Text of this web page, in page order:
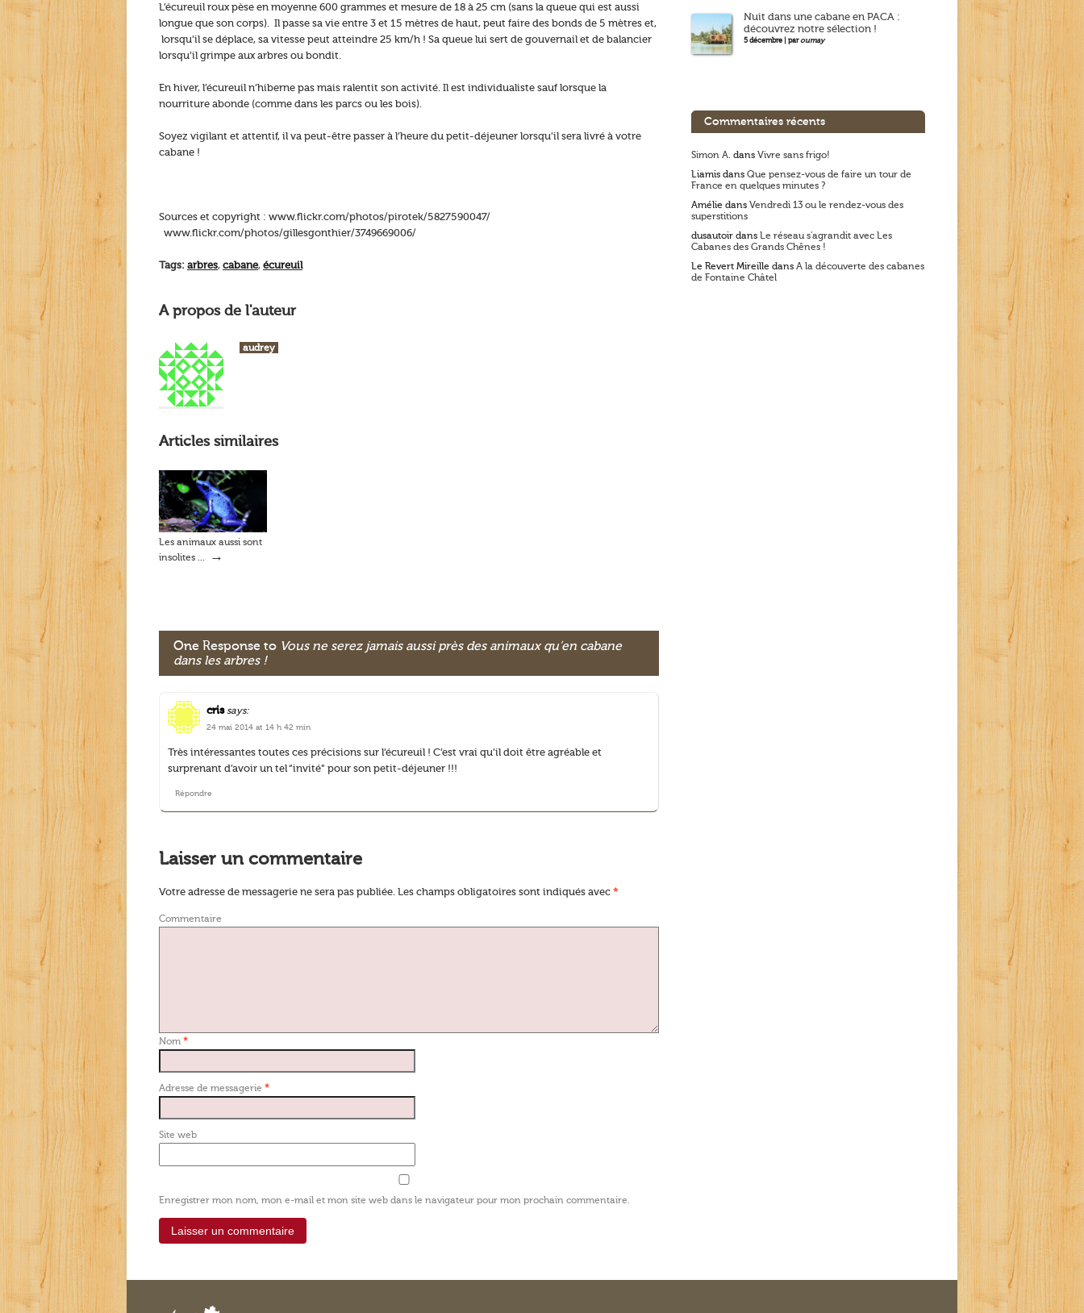
L’écureuil roux pèse en moyenne 600 grammes et mesure de 18 à 25 cm (sans la queue qui est aussi
longue que son corps). Il passe sa vie entre 3 et 15 mètres de haut, peut faire des bonds de 5 mètres et,
lorsqu’il se déplace, sa vitesse peut atteindre 25 km/h ! Sa queue lui sert de gouvernail et de balancier
lorsqu’il grimpe aux arbres ou bondit.
En hiver, l’écureuil n’hiberne pas mais ralentit son activité. Il est individualiste sauf lorsque la
nourriture abonde (comme dans les parcs ou les bois).
Soyez vigilant et attentif, il va peut-être passer à l’heure du petit-déjeuner lorsqu’il sera livré à votre
cabane !
Sources et copyright : www.flickr.com/photos/pirotek/5827590047/
www.flickr.com/photos/gillesgonthier/3749669006/
Tags: arbres, cabane, écureuil
A propos de l'auteur
audrey
Articles similaires
Les animaux aussi sont
insolites …
→
One Response to Vous ne serez jamais aussi près des animaux qu’en cabane
dans les arbres !
cris says:
24 mai 2014 at 14 h 42 min
Très intéressantes toutes ces précisions sur l’écureuil ! C’est vrai qu’il doit être agréable et
surprenant d’avoir un tel “invité” pour son petit-déjeuner !!!
Répondre
Laisser un commentaire
Votre adresse de messagerie ne sera pas publiée. Les champs obligatoires sont indiqués avec *
Commentaire
Nom *
Adresse de messagerie *
Site web
Enregistrer mon nom, mon e-mail et mon site web dans le navigateur pour mon prochain commentaire.
Nuit dans une cabane en PACA :
découvrez notre sélection !
5 décembre | paroumay
Commentaires récents
Simon A. dans Vivre sans frigo!
Liamis dans Que pensez-vous de faire un tour de
France en quelques minutes ?
Amélie dans Vendredi 13 ou le rendez-vous des
superstitions
dusautoir dans Le réseau s’agrandit avec Les
Cabanes des Grands Chênes !
Le Revert Mireille dans A la découverte des cabanes
de Fontaine Châtel